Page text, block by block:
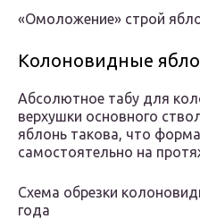
«Омоложение» строй
Колоновидные
Абсолютное табу для
верхушки основного
яблонь такова, что
самостоятельно на
Схема обрезки
года